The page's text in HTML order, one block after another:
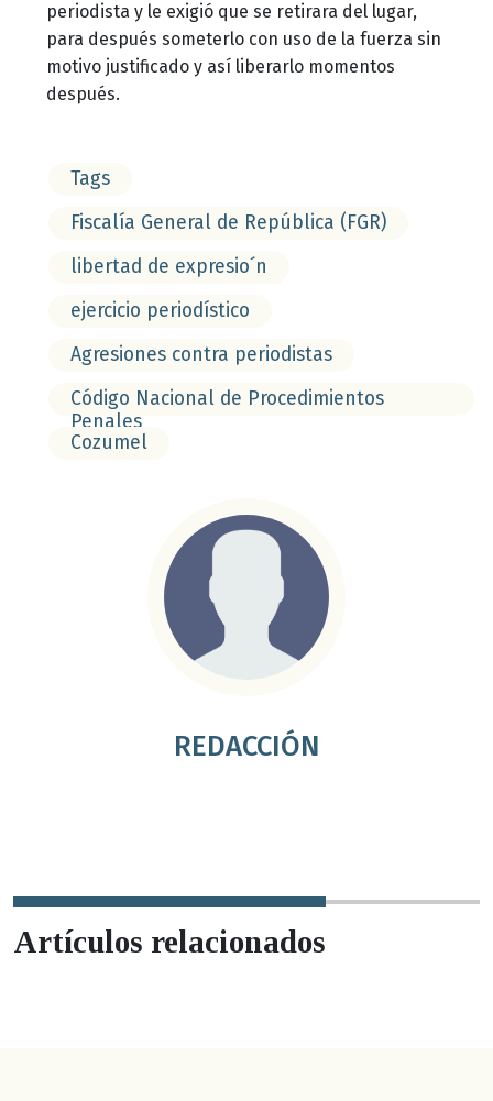
periodista y le exigió que se retirara del lugar,
para después someterlo con uso de la fuerza sin
motivo justificado y así liberarlo momentos
después.
Tags
Fiscalía General de República (FGR)
libertad de expresio´n
ejercicio periodístico
Agresiones contra periodistas
Código Nacional de Procedimientos
Penales
Cozumel
REDACCIÓN
Artículos relacionados